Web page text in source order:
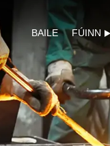
BAILE FÚINN